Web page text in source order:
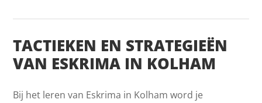
TACTIEKEN EN STRATEGIEËN
VAN ESKRIMA IN KOLHAM
Bij het leren van Eskrima in Kolham word je